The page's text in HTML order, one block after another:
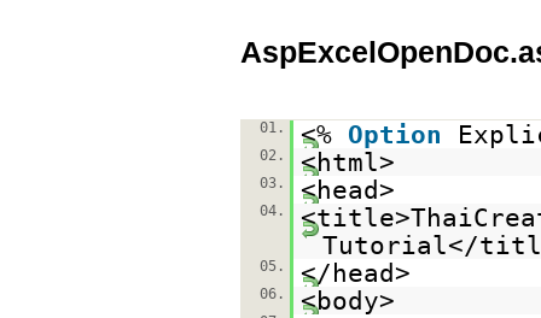
01. <% Option
02. <html>
03. <head>
04.
Tutorial</
05. </head>
06. <body>